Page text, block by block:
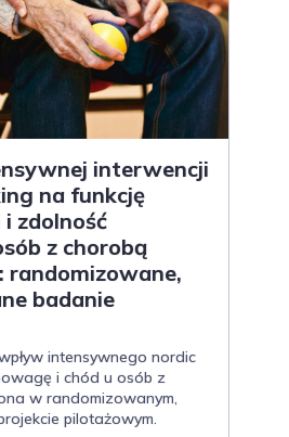
interwencji
na funkcję
zdolność
z chorobą
randomizowane,
badanie
intensywnego nordic
i chód u osób z
w randomizowanym,
pilotażowym.